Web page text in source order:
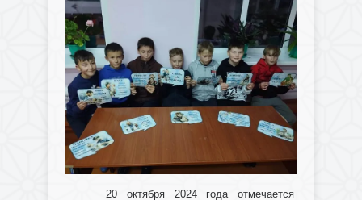
20 октября 2024 года отмечается